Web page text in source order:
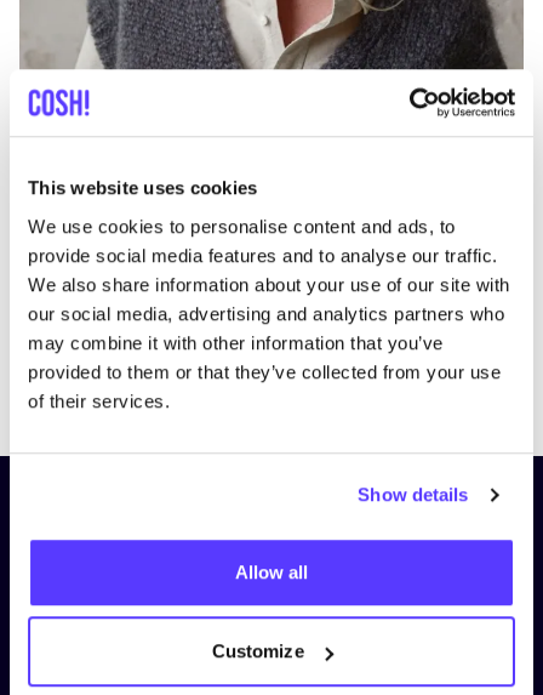
This website uses cookies
We use cookies to personalise content and ads, to
provide social media features and to analyse our traffic.
We also share information about your use of our site with
our social media, advertising and analytics partners who
may combine it with other information that you’ve
provided to them or that they’ve collected from your use
of their services.
Show details
Allow all
Customize
PreviousNext
Schrijf je in op onze nieuwsbrief
en blijf op de hoogte!
Voornaam*